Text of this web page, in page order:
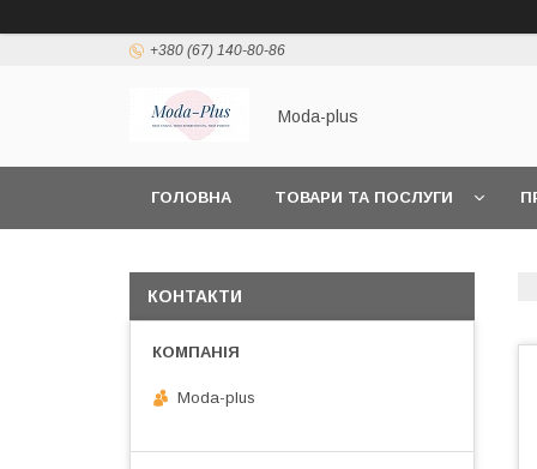
+380 (67) 140-80-86
Moda-plus
ГОЛОВНА ТОВАРИ ТА ПОСЛУГИ
КОНТАКТИ
Moda-plus